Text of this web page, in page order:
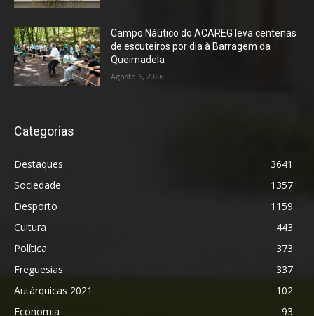
Campo Náutico do ACAREG leva centenas
de escuteiros por dia à Barragem da
Queimadela
Agosto 6, 2026
Categorias
Destaques
3641
Sociedade
1357
Desporto
1159
Cultura
443
Política
373
Freguesias
337
Autárquicas 2021
102
Economia
93